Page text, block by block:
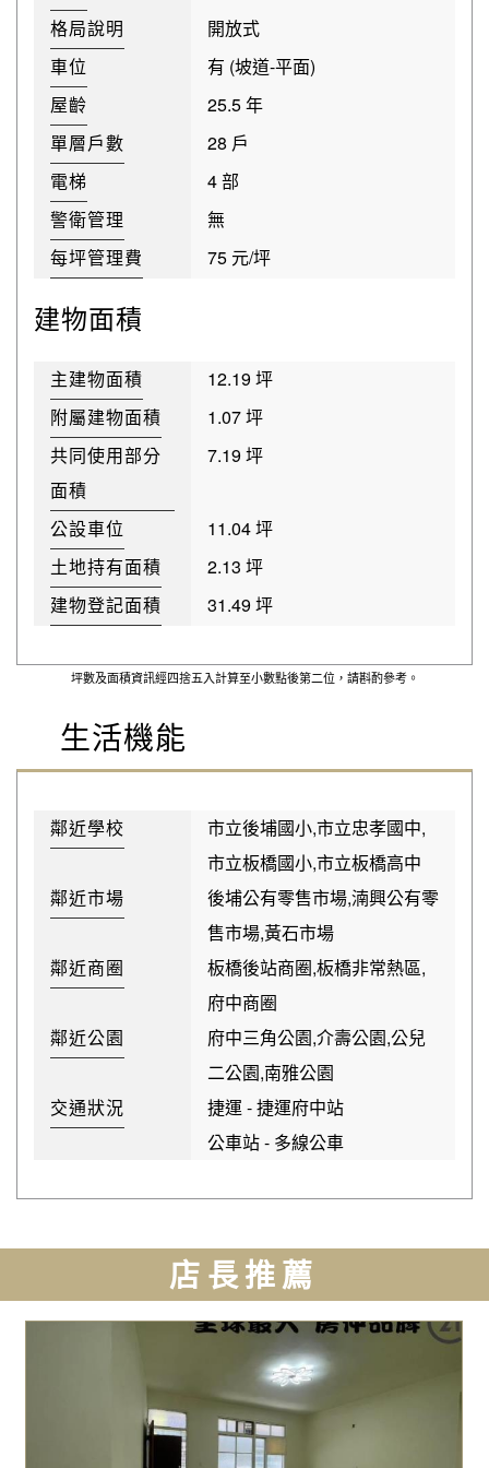
格局說明
開放式
車位
有 (坡道-平面)
屋齡
25.5 年
單層戶數
28 戶
電梯
4 部
警衛管理
無
每坪管理費
75 元/坪
建物面積
主建物面積
12.19 坪
附屬建物面積
1.07 坪
共同使用部分
面積
7.19 坪
公設車位
11.04 坪
土地持有面積
2.13 坪
建物登記面積
31.49 坪
坪數及面積資訊經四捨五入計算至小數點後第二位，請斟酌參考。
生活機能
鄰近學校
市立後埔國小,市立忠孝國中,
市立板橋國小,市立板橋高中
鄰近市場
後埔公有零售市場,湳興公有零
售市場,黃石市場
鄰近商圈
板橋後站商圈,板橋非常熱區,
府中商圈
鄰近公園
府中三角公園,介壽公園,公兒
二公園,南雅公園
交通狀況
捷運 - 捷運府中站
公車站 - 多線公車
店長推薦